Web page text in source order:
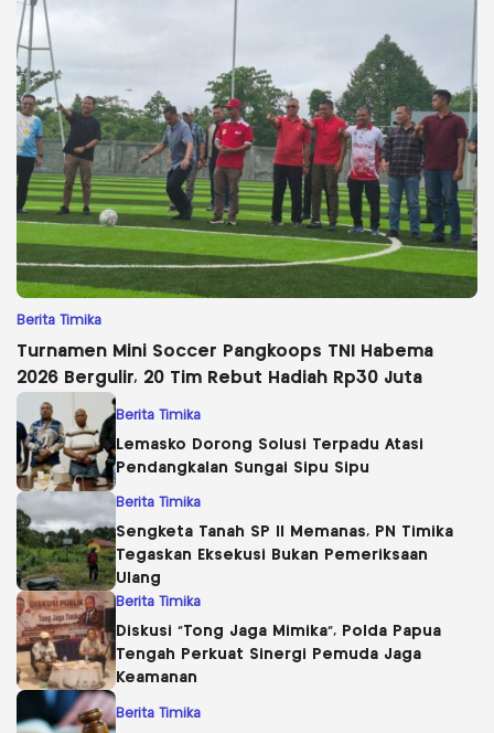
Berita Timika
Turnamen Mini Soccer Pangkoops TNI Habema
2026 Bergulir, 20 Tim Rebut Hadiah Rp30 Juta
Berita Timika
Lemasko Dorong Solusi Terpadu Atasi
Pendangkalan Sungai Sipu Sipu
Berita Timika
Sengketa Tanah SP II Memanas, PN Timika
Tegaskan Eksekusi Bukan Pemeriksaan
Ulang
Berita Timika
Diskusi “Tong Jaga Mimika”, Polda Papua
Tengah Perkuat Sinergi Pemuda Jaga
Keamanan
Berita Timika